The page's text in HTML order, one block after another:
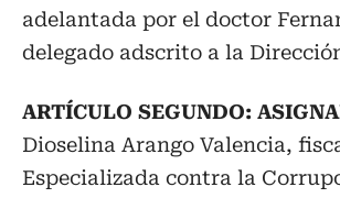
adelantada por el doctor
delegado adscrito a la
ARTÍCULO SEGUNDO:
Dioselina Arango Valencia,
Especializada contra la